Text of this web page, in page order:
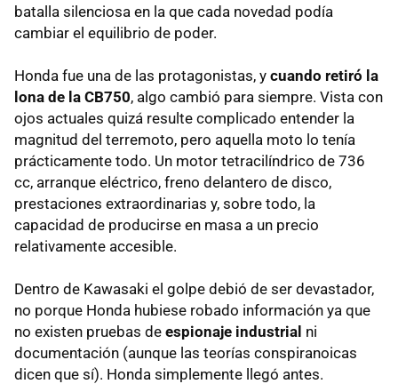
batalla silenciosa en la que cada novedad podía
cambiar el equilibrio de poder.
Honda fue una de las protagonistas, y cuando retiró la
lona de la CB750, algo cambió para siempre. Vista con
ojos actuales quizá resulte complicado entender la
magnitud del terremoto, pero aquella moto lo tenía
prácticamente todo. Un motor tetracilíndrico de 736
cc, arranque eléctrico, freno delantero de disco,
prestaciones extraordinarias y, sobre todo, la
capacidad de producirse en masa a un precio
relativamente accesible.
Dentro de Kawasaki el golpe debió de ser devastador,
no porque Honda hubiese robado información ya que
no existen pruebas de espionaje industrial ni
documentación (aunque las teorías conspiranoicas
dicen que sí). Honda simplemente llegó antes.